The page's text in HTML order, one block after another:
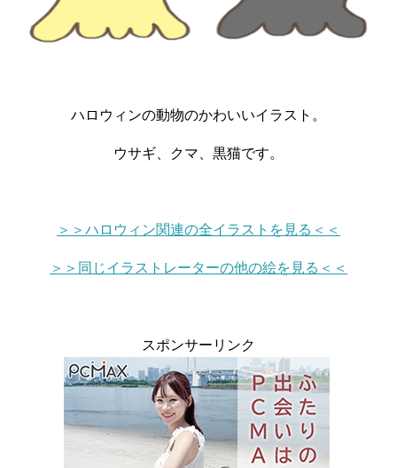
ハロウィンの動物のかわいいイラスト。
ウサギ、クマ、黒猫です。
＞＞ハロウィン関連の全イラストを見る＜＜
＞＞同じイラストレーターの他の絵を見る＜＜
スポンサーリンク